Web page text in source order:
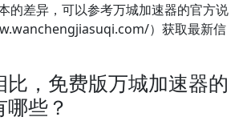
的差异，可以参考万城加速器的官方说
）获取最新信
比，免费版万城加速器的
些？